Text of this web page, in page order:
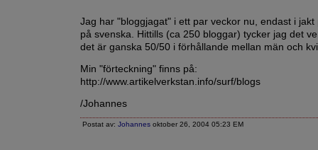
Jag har "bloggjagat" i ett par veckor nu, endast i jakt
på svenska. Hittills (ca 250 bloggar) tycker jag det
det är ganska 50/50 i förhållande mellan män och
Min "förteckning" finns på:
http://www.artikelverkstan.info/surf/blogs
/Johannes
Postat av: Johannes oktober 26, 2004 05:23 EM